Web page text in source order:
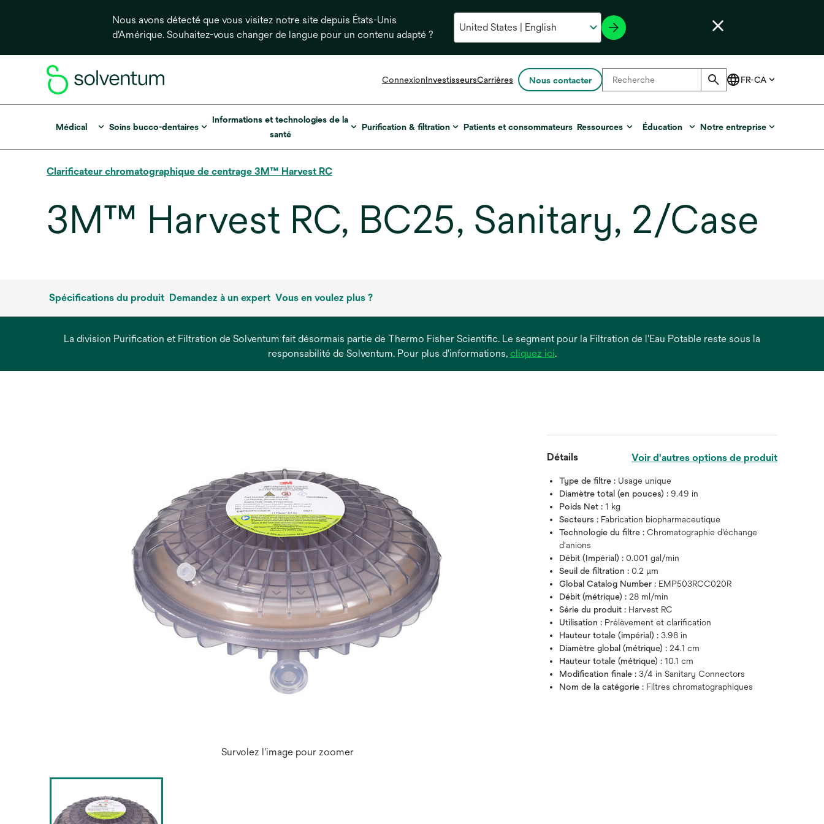
Nous avons détecté que vous visitez notre site depuis États-Unis
d'Amérique. Souhaitez-vous changer de langue pour un contenu adapté ?
ConnexionInvestisseurss’ouvre
un
onglet
Carrières Nous contacter
Médical Soins bucco-dentaires
Informations et technologies de la
santé
Purification & filtration Patients et consommateurs Ressources Éducation Notre entreprise
Clarificateur chromatographique de centrage 3M™ Harvest RC
3M™ Harvest RC, BC25, Sanitary, 2/Case
Spécifications du produit Demandez à un expert Vous en voulez plus ?
La division Purification et Filtration de Solventum fait désormais partie de Thermo Fisher Scientific. Le segment pour la Filtration de l'Eau Potable reste sous la
responsabilité de Solventum. Pour plus d'informations, cliquez icis’ouvre
.
Survolez l'image pour zoomer
Détails Voir d'autres options de produit
Type de filtre : Usage unique
Diamètre total (en pouces) : 9.49 in
Poids Net :1 kg
Secteurs : Fabrication biopharmaceutique
Technologie du filtre :Chromatographie d'échange
d'anions
Débit (Impérial) :0.001 gal/min
Seuil de filtration :0.2 μm
Global Catalog Number : EMP503RCC020R
Débit (métrique) :28 ml/min
Série du produit : Harvest RC
Utilisation : Prélèvement et clarification
Hauteur totale (impérial) :3.98 in
Diamètre global (métrique) :24.1 cm
Hauteur totale (métrique) :10.1 cm
Modification finale :3/4 in Sanitary Connectors
Nom de la catégorie : Filtres chromatographiques